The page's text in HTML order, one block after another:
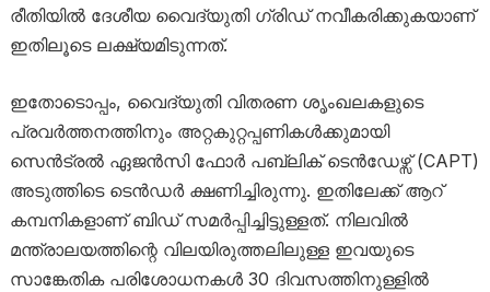
രീതിയിൽ ദേശീയ വൈദ്യുതി ഗ്രിഡ് നവീകരിക്കുകയാണ്
ഇതിലൂടെ ലക്ഷ്യമിടുന്നത്.
ഇതോടൊപ്പം, വൈദ്യുതി വിതരണ ശൃംഖലകളുടെ
പ്രവർത്തനത്തിനും അറ്റകുറ്റപ്പണികൾക്കുമായി
സെൻട്രൽ ഏജൻസി ഫോർ പബ്ലിക് ടെൻഡേഴ്സ് (CAPT)
അടുത്തിടെ ടെൻഡർ ക്ഷണിച്ചിരുന്നു. ഇതിലേക്ക് ആറ്
കമ്പനികളാണ് ബിഡ് സമർപ്പിച്ചിട്ടുള്ളത്. നിലവിൽ
മന്ത്രാലയത്തിന്റെ വിലയിരുത്തലിലുള്ള ഇവയുടെ
സാങ്കേതിക പരിശോധനകൾ 30 ദിവസത്തിനുള്ളിൽ